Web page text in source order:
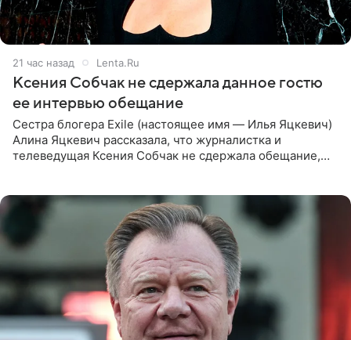
21 час назад Lenta.Ru
Ксения Собчак не сдержала данное гостю
ее интервью обещание
Сестра блогера Exile (настоящее имя — Илья Яцкевич)
Алина Яцкевич рассказала, что журналистка и
телеведущая Ксения Собчак не сдержала обещание,